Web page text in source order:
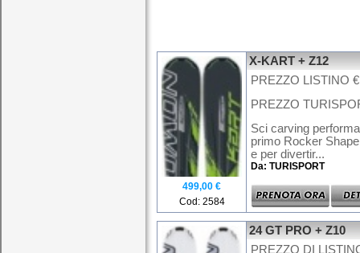
499,00 €
Cod: 2584
X-KART + Z12
PREZZO LISTINO
PREZZO
Sci carving
primo Rocker
e per divertir...
Da: TURISPORT
24 GT PRO + Z10
PREZZO DI